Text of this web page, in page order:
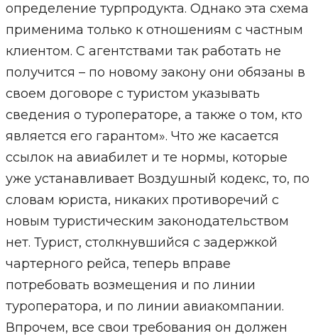
определение турпродукта. Однако эта схема
применима только к отношениям с частным
клиентом. С агентствами так работать не
получится – по новому закону они обязаны в
своем договоре с туристом указывать
сведения о туроператоре, а также о том, кто
является его гарантом». Что же касается
ссылок на авиабилет и те нормы, которые
уже устанавливает Воздушный кодекс, то, по
словам юриста, никаких противоречий с
новым туристическим законодательством
нет. Турист, столкнувшийся с задержкой
чартерного рейса, теперь вправе
потребовать возмещения и по линии
туроператора, и по линии авиакомпании.
Впрочем, все свои требования он должен